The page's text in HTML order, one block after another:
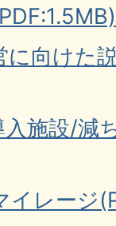
向けた
施設/減
イレージ